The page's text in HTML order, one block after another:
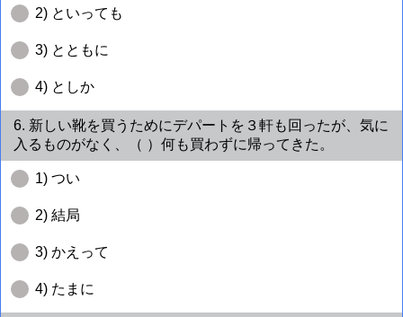
2) といっても
3) とともに
4) としか
6. 新しい靴を買うためにデパートを３軒も回ったが、気に
入るものがなく、（ ）何も買わずに帰ってきた。
1) つい
2) 結局
3) かえって
4) たまに